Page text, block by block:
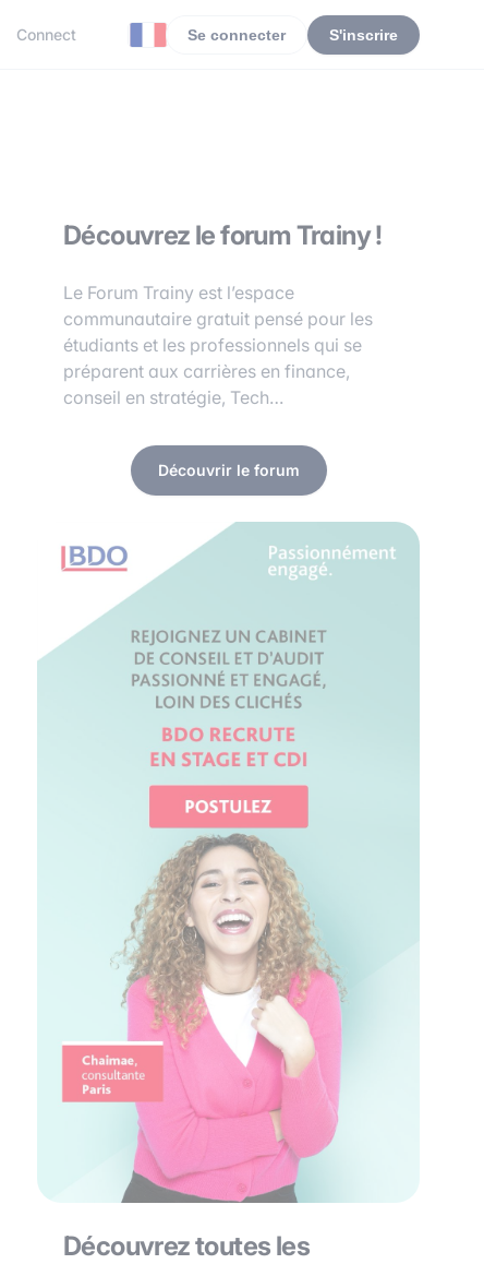
Connect Se connecter S'inscrire
Découvrez le forum Trainy !
Le Forum Trainy est l’espace
communautaire gratuit pensé pour les
étudiants et les professionnels qui se
préparent aux carrières en finance,
conseil en stratégie, Tech…
Découvrir le forum
Découvrez toutes les